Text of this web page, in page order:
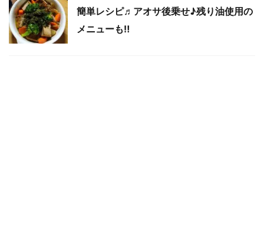
簡単レシピ♬アオサ後乗せ♪残り油使用の
メニューも‼